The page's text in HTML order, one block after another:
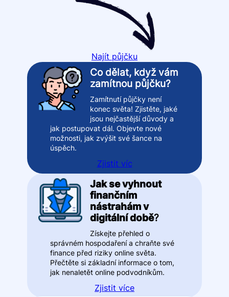
Najít půjčku
Co dělat, když vám
zamítnou půjčku?
Zamítnutí půjčky není
konec světa! Zjistěte, jaké
jsou nejčastější důvody a
jak postupovat dál. Objevte nové
možnosti, jak zvýšit své šance na
úspěch.
Zjistit víc
Jak se vyhnout
finančním
nástrahám v
digitální době?
Získejte přehled o
správném hospodaření a chraňte své
finance před riziky online světa.
Přečtěte si základní informace o tom,
jak nenaletět online podvodníkům.
Zjistit více